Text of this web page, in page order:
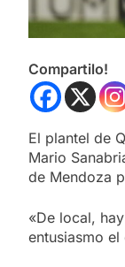
Compartilo!
El plantel de
Mario
de Mendoza
«De local,
entusiasmo